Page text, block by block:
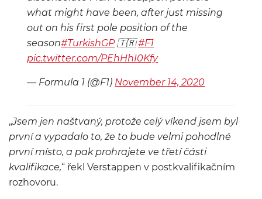
what might have been, after just missing
out on his first pole position of the
season#TurkishGP🇹🇷#F1
pic.twitter.com/PEhHhI0Kfy
— Formula 1 (@F1) November 14, 2020
„Jsem jen naštvaný, protože celý víkend jsem byl
první a vypadalo to, že to bude velmi pohodlné
první místo, a pak prohrajete ve třetí části
kvalifikace,“ řekl Verstappen v postkvalifikačním
rozhovoru.